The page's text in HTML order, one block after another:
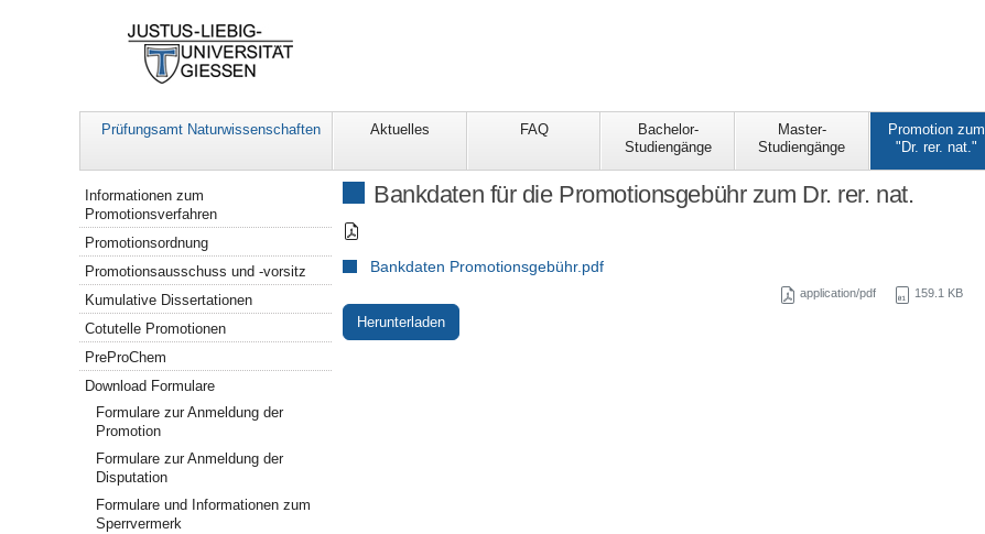
Prüfungsamt Naturwissenschaften Aktuelles FAQ
Bachelor-
Studiengänge
Master-
Studiengänge
Promotion zum
"Dr. rer. nat."
Bankdaten für die Promotionsgebühr zum Dr. rer. nat.
Bankdaten Promotionsgebühr.pdf
application/pdf 159.1 KB
Herunterladen
Navigation
Informationen zum
Promotionsverfahren
Promotionsordnung
Promotionsausschuss und -vorsitz
Kumulative Dissertationen
Cotutelle Promotionen
PreProChem
Download Formulare
Formulare zur Anmeldung der
Promotion
Formulare zur Anmeldung der
Disputation
Formulare und Informationen zum
Sperrvermerk